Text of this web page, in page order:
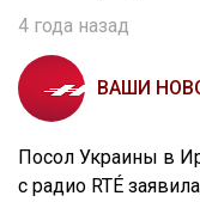
4 года назад
ВАШИ
Посол Украины в
с радио RTÉ